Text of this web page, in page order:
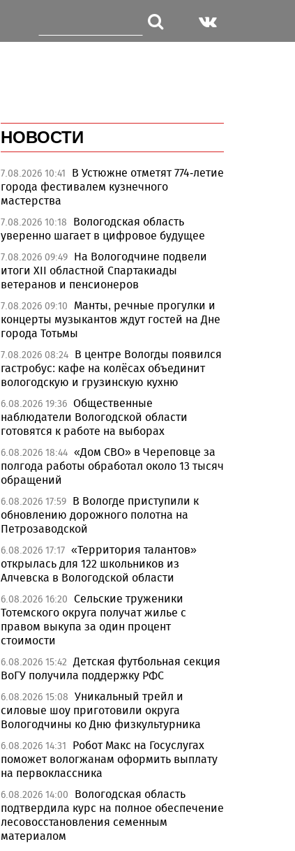
НОВОСТИ
7.08.2026 10:41
В Устюжне отметят 774-летие
города фестивалем кузнечного
мастерства
7.08.2026 10:18
Вологодская область
уверенно шагает в цифровое будущее
7.08.2026 09:49 На Вологодчине подвели
итоги XII областной Спартакиады
ветеранов и пенсионеров
7.08.2026 09:10
Манты, речные прогулки и
концерты музыкантов ждут гостей на Дне
города Тотьмы
7.08.2026 08:24 В центре Вологды появился
гастробус: кафе на колёсах объединит
вологодскую и грузинскую кухню
6.08.2026 19:36 Общественные
наблюдатели Вологодской области
готовятся к работе на выборах
6.08.2026 18:44 «Дом СВО» в Череповце за
полгода работы обработал около 13 тысяч
обращений
6.08.2026 17:59 В Вологде приступили к
обновлению дорожного полотна на
Петрозаводской
6.08.2026 17:17 «Территория талантов»
открылась для 122 школьников из
Алчевска в Вологодской области
6.08.2026 16:20 Сельские труженики
Тотемского округа получат жилье с
правом выкупа за один процент
стоимости
6.08.2026 15:42 Детская футбольная секция
ВоГУ получила поддержку РФС
6.08.2026 15:08 Уникальный трейл и
силовые шоу приготовили округа
Вологодчины ко Дню физкультурника
6.08.2026 14:31
Робот Макс на Госуслугах
поможет вологжанам оформить выплату
на первоклассника
6.08.2026 14:00
Вологодская область
подтвердила курс на полное обеспечение
лесовосстановления семенным
материалом